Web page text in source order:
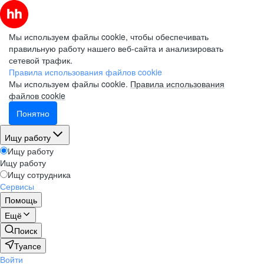
Мы используем файлы cookie, чтобы обеспечивать
правильную работу нашего веб-сайта и анализировать
сетевой трафик.
Правила использования файлов cookie
Мы используем файлы cookie. Правила использования
файлов cookie
Понятно
Ищу работу
Ищу работу
Ищу работу
Ищу сотрудника
Сервисы
Помощь
Ещё
Поиск
Туапсе
Войти